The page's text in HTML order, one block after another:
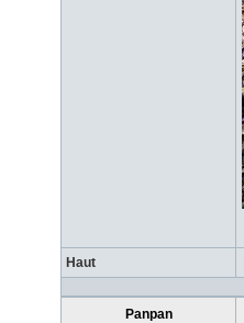
Haut
Panpan